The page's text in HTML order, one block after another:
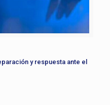
y respuesta ante el